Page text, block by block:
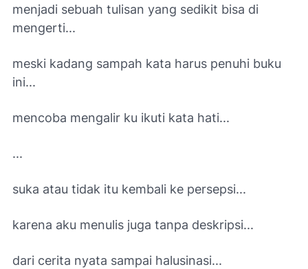
menjadi sebuah tulisan yang sedikit bisa di
mengerti...
meski kadang sampah kata harus penuhi buku
ini...
mencoba mengalir ku ikuti kata hati...
...
suka atau tidak itu kembali ke persepsi...
karena aku menulis juga tanpa deskripsi...
dari cerita nyata sampai halusinasi...